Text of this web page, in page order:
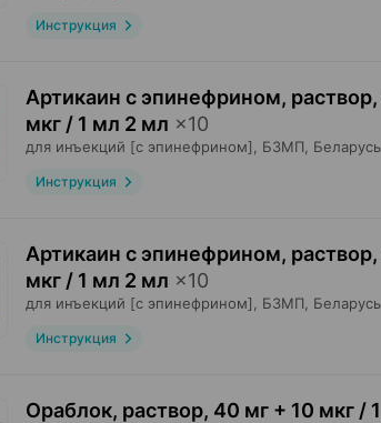
Инструкция
Артикаин с эпинефрином, раствор,
мкг / 1 мл 2 мл ×10
для инъекций [с эпинефрином], БЗМП , Беларусь
Инструкция
Артикаин с эпинефрином, раствор,
мкг / 1 мл 2 мл ×10
для инъекций [с эпинефрином], БЗМП , Беларусь
Инструкция
Ораблок, раствор, 40 мг + 10 мкг /